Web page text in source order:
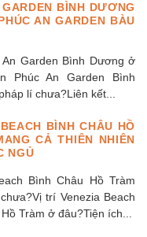
GARDEN BÌNH DƯƠNG
AN GARDEN BÀU
An Garden Bình Dương ở
Phúc An Garden Bình
lí chưa?Liên kết...
BÌNH CHÂU HỒ
CẢ THIÊN NHIÊN
NGỦ
Bình Châu Hồ Tràm
trí Venezia Beach
Tràm ở đâu?Tiện ích...